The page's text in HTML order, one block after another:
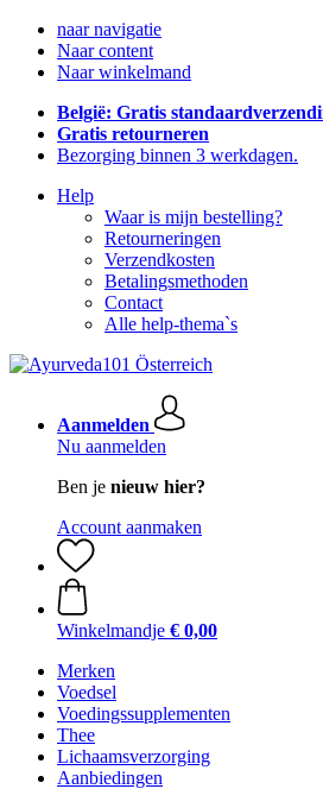
naar navigatie
Naar content
Naar winkelmand
België: Gratis
Gratis retourneren
Bezorging binnen 3 werkdagen.
Help
Waar is mijn bestelling?
Retourneringen
Verzendkosten
Betalingsmethoden
Contact
Alle help-thema`s
Aanmelden
Nu aanmelden
Ben je nieuw hier?
Account aanmaken
Winkelmandje € 0,00
Merken
Voedsel
Voedingssupplementen
Thee
Lichaamsverzorging
Aanbiedingen